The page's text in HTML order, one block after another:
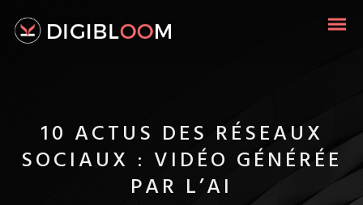
10 ACTUS DES RÉSEAUX
SOCIAUX : VIDÉO GÉNÉRÉE
PAR L’AI